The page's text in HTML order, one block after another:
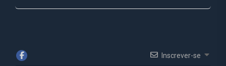
Inscrever-se